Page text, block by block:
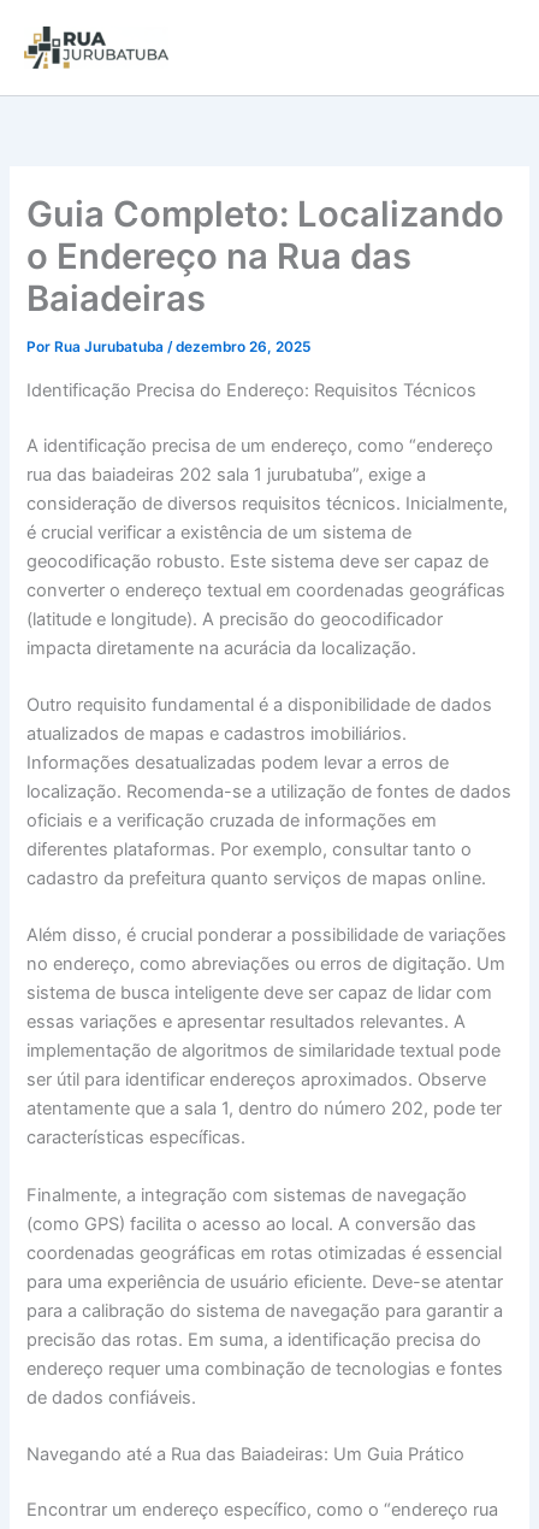
Guia Completo: Localizando
o Endereço na Rua das
Baiadeiras
Por Rua Jurubatuba/dezembro 26, 2025
Identificação Precisa do Endereço: Requisitos Técnicos
A identificação precisa de um endereço, como “endereço
rua das baiadeiras 202 sala 1 jurubatuba”, exige a
consideração de diversos requisitos técnicos. Inicialmente,
é crucial verificar a existência de um sistema de
geocodificação robusto. Este sistema deve ser capaz de
converter o endereço textual em coordenadas geográficas
(latitude e longitude). A precisão do geocodificador
impacta diretamente na acurácia da localização.
Outro requisito fundamental é a disponibilidade de dados
atualizados de mapas e cadastros imobiliários.
Informações desatualizadas podem levar a erros de
localização. Recomenda-se a utilização de fontes de dados
oficiais e a verificação cruzada de informações em
diferentes plataformas. Por exemplo, consultar tanto o
cadastro da prefeitura quanto serviços de mapas online.
Além disso, é crucial ponderar a possibilidade de variações
no endereço, como abreviações ou erros de digitação. Um
sistema de busca inteligente deve ser capaz de lidar com
essas variações e apresentar resultados relevantes. A
implementação de algoritmos de similaridade textual pode
ser útil para identificar endereços aproximados. Observe
atentamente que a sala 1, dentro do número 202, pode ter
características específicas.
Finalmente, a integração com sistemas de navegação
(como GPS) facilita o acesso ao local. A conversão das
coordenadas geográficas em rotas otimizadas é essencial
para uma experiência de usuário eficiente. Deve-se atentar
para a calibração do sistema de navegação para garantir a
precisão das rotas. Em suma, a identificação precisa do
endereço requer uma combinação de tecnologias e fontes
de dados confiáveis.
Navegando até a Rua das Baiadeiras: Um Guia Prático
Encontrar um endereço específico, como o “endereço rua